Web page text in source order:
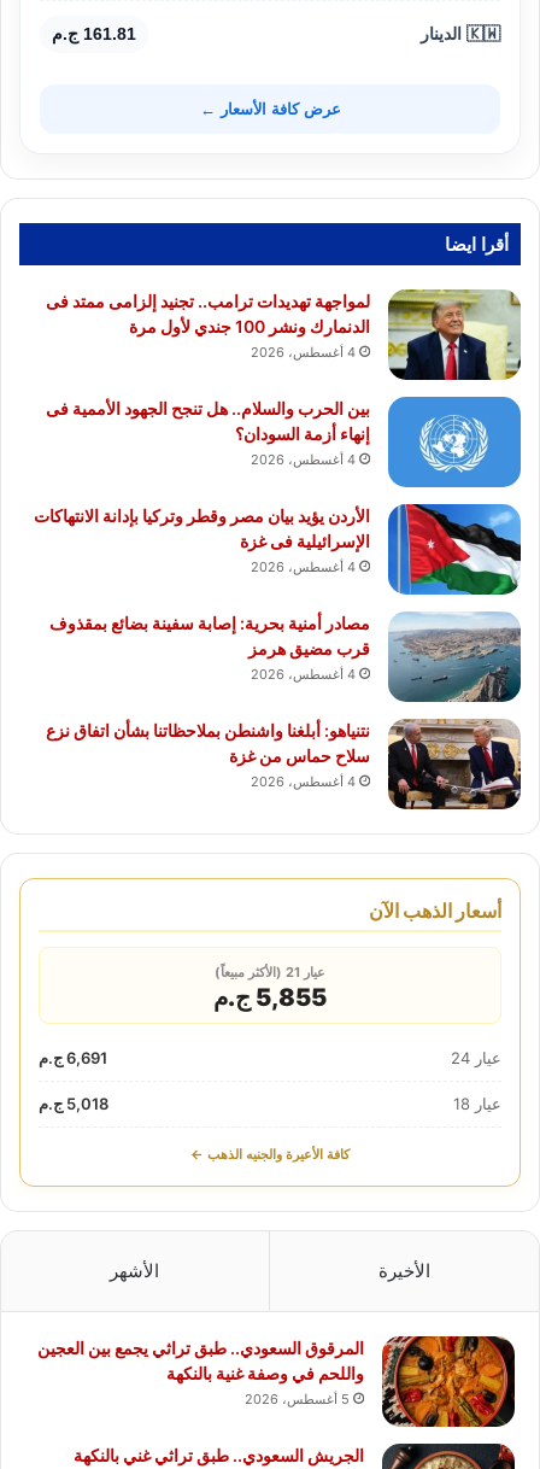
🇰🇼 الدينار 161.81 ج.م
عرض كافة الأسعار ←
أقرا ايضا
لمواجهة تهديدات ترامب.. تجنيد إلزامى ممتد فى
الدنمارك ونشر 100 جندي لأول مرة
4 أغسطس، 2026
بين الحرب والسلام.. هل تنجح الجهود الأممية فى
إنهاء أزمة السودان؟
4 أغسطس، 2026
الأردن يؤيد بيان مصر وقطر وتركيا بإدانة الانتهاكات
الإسرائيلية فى غزة
4 أغسطس، 2026
مصادر أمنية بحرية: إصابة سفينة بضائع بمقذوف
قرب مضيق هرمز
4 أغسطس، 2026
نتنياهو: أبلغنا واشنطن بملاحظاتنا بشأن اتفاق نزع
سلاح حماس من غزة
4 أغسطس، 2026
أسعار الذهب الآن
عيار 21 (الأكثر مبيعاً)
5,855 ج.م
عيار 24 6,691 ج.م
عيار 18 5,018 ج.م
كافة الأعيرة والجنيه الذهب ←
الأخيرة الأشهر
المرقوق السعودي.. طبق تراثي يجمع بين العجين
واللحم في وصفة غنية بالنكهة
5 أغسطس، 2026
الجريش السعودي.. طبق تراثي غني بالنكهة